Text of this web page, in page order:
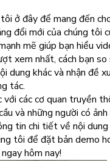
ở đây để mang đến
đổi mới của chúng tôi
mẽ giúp bạn hiểu
xem nhất, cách bạn so
dung khác và nhận đề
tác.
các cơ quan truyền
và những người có
tin chi tiết về nội
tôi để đặt bản demo
hôm nay!